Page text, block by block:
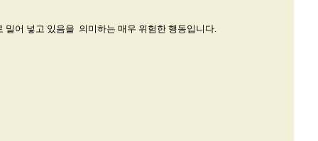
밀어 넣고 있음을 의미하는 매우 위험한 행동입니다.